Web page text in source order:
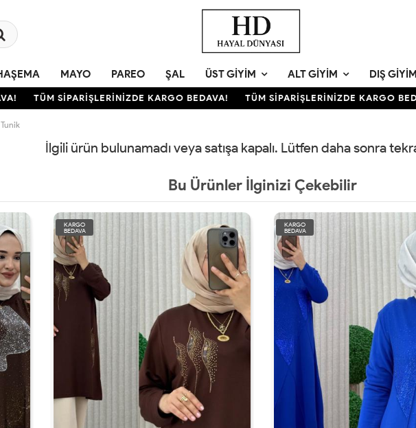
MAYO PAREO ŞAL ÜST GIYIM ALT GIYIM DIŞ GIYIM
TÜM SİPARİŞLERİNİZDE KARGO BEDAVA! TÜM SİPARİŞLERİNİZDE KARGO
İlgili ürün bulunamadı veya satışa kapalı. Lütfen daha sonra
Bu Ürünler İlginizi Çekebilir
KARGO
BEDAVA
KARGO
BEDAVA